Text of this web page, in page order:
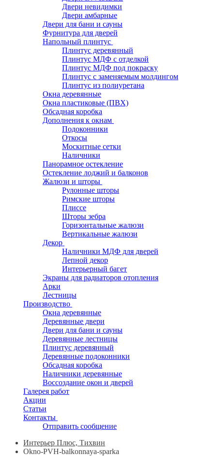
Двери невидимки
Двери амбарные
Двери для бани и сауны
Фурнитура для дверей
Напольный плинтус
Плинтус деревянный
Плинтус МДФ с отделкой
Плинтус МДФ под покраску
Плинтус с заменяемым молдингом
Плинтус из полиуретана
Окна деревянные
Окна пластиковые (ПВХ)
Обсадная коробка
Дополнения к окнам
Подоконники
Откосы
Москитные сетки
Наличники
Панорамное остекление
Остекление лоджий и балконов
Жалюзи и шторы
Рулонные шторы
Римские шторы
Плиссе
Шторы зебра
Горизонтальные жалюзи
Вертикальные жалюзи
Декор
Наличники МДФ для дверей
Лепной декор
Интерьерный багет
Экраны для радиаторов отопления
Арки
Лестницы
Производство
Окна деревянные
Деревянные двери
Двери для бани и сауны
Деревянные лестницы
Плинтус деревянный
Деревянные подоконники
Обсадная коробка
Наличники деревянные
Воссоздание окон и дверей
Галерея работ
Акции
Статьи
Контакты
Отправить сообщение
Интерьер Плюс, Тихвин
Okno-PVH-balkonnaya-sparka